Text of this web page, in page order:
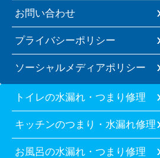
お問い合わせ
プライバシーポリシー
ソーシャルメディアポリシー
トイレの水漏れ・つまり修理
キッチンのつまり・水漏れ修理
お風呂の水漏れ・つまり修理